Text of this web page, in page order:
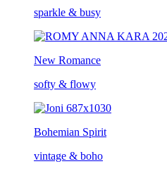
sparkle & busy
New Romance
softy & flowy
Bohemian Spirit
vintage & boho